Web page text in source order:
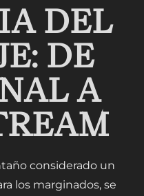
DEL
DE
A
considerado un
los marginados, se